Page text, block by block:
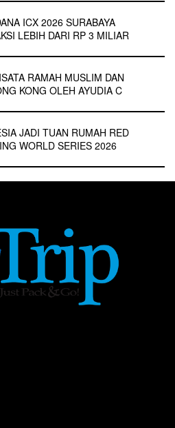
ICX 2026 SURABAYA
LEBIH DARI RP 3 MILIAR
RAMAH MUSLIM DAN
KONG OLEH AYUDIA C
JADI TUAN RUMAH RED
WORLD SERIES 2026